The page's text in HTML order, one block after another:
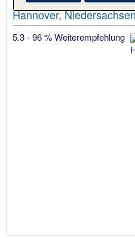
Hannover,
5.3 - 96 % Weiterempfehlung